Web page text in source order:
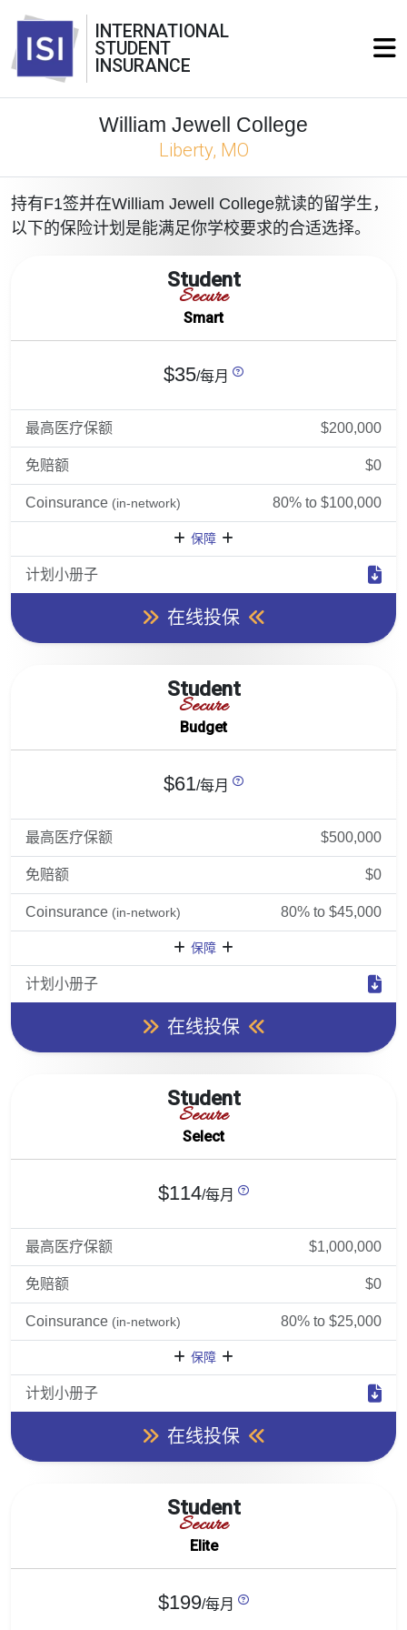
INTERNATIONAL
STUDENT
INSURANCE
William Jewell College
Liberty, MO
持有F1签并在William Jewell College就读的留学生，
以下的保险计划是能满足你学校要求的合适选择。
Student
Secure
Smart
$35/每月
最高医疗保额 $200,000
免赔额 $0
Coinsurance (in-network) 80% to $100,000
保障
计划小册子
在线投保
Student
Secure
Budget
$61/每月
最高医疗保额 $500,000
免赔额 $0
Coinsurance (in-network) 80% to $45,000
保障
计划小册子
在线投保
Student
Secure
Select
$114/每月
最高医疗保额 $1,000,000
免赔额 $0
Coinsurance (in-network) 80% to $25,000
保障
计划小册子
在线投保
Student
Secure
Elite
$199/每月